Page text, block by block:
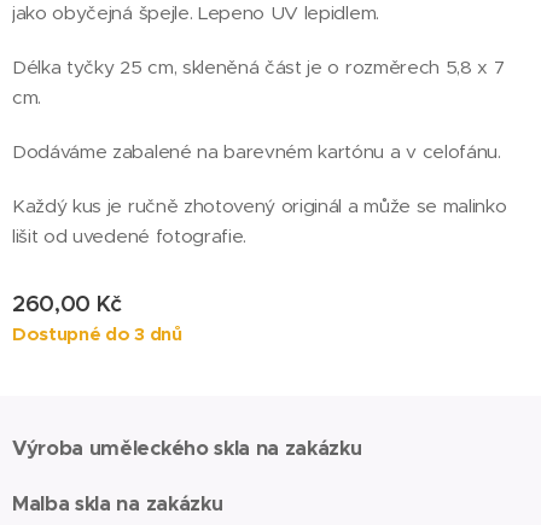
jako obyčejná špejle. Lepeno UV lepidlem.
Délka tyčky 25 cm, skleněná část je o rozměrech 5,8 x 7
cm.
Dodáváme zabalené na barevném kartónu a v celofánu.
Každý kus je ručně zhotovený originál a může se malinko
lišit od uvedené fotografie.
260,00 Kč
Dostupné do 3 dnů
Výroba uměleckého skla na zakázku
Malba skla na zakázku